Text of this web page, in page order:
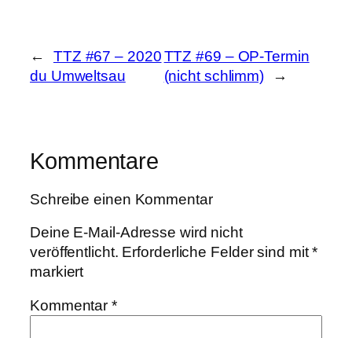
←
TTZ #67 – 2020
du Umweltsau
TTZ #69 – OP-Termin
(nicht schlimm)
→
Kommentare
Schreibe einen Kommentar
Deine E-Mail-Adresse wird nicht
veröffentlicht. Erforderliche Felder sind mit*
markiert
Kommentar*